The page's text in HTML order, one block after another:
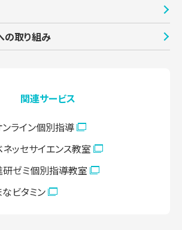
の取り組み
関連サービス
ンライン個別指導
ネッセサイエンス教室
研ゼミ個別指導教室
なビタミン